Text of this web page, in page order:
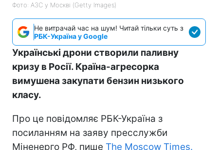
Фото: АЗС у Москві (Getty Images)
Не витрачай час на шум! Читай тільки суть з
РБК-Україна у Google
Українські дрони створили паливну
кризу в Росії. Країна-агресорка
вимушена закупати бензин низького
класу.
Про це повідомляє РБК-Україна з
посиланням на заяву пресслужби
Міненерго РФ, пише The Moscow Times.